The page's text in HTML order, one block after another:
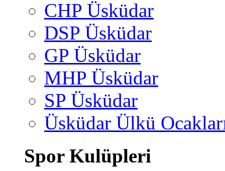
CHP Üsküdar
DSP Üsküdar
GP Üsküdar
MHP Üsküdar
SP Üsküdar
Üsküdar Ülkü
Spor Kulüpleri